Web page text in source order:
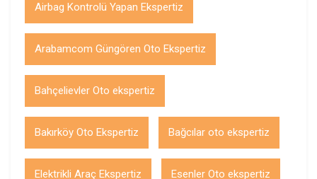
Airbag Kontrolü Yapan Ekspertiz
Arabamcom Güngören Oto Ekspertiz
Bahçelievler Oto ekspertiz
Bakırköy Oto Ekspertiz Bağcılar oto ekspertiz
Elektrikli Araç Ekspertiz Esenler Oto ekspertiz